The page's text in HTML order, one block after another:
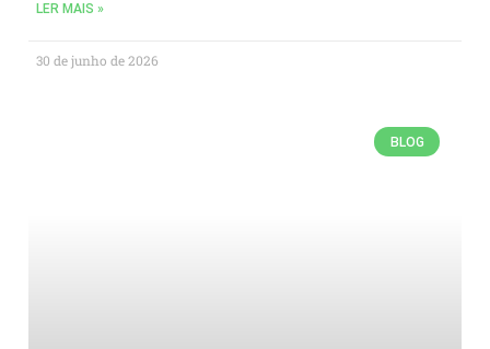
LER MAIS »
30 de junho de 2026
BLOG